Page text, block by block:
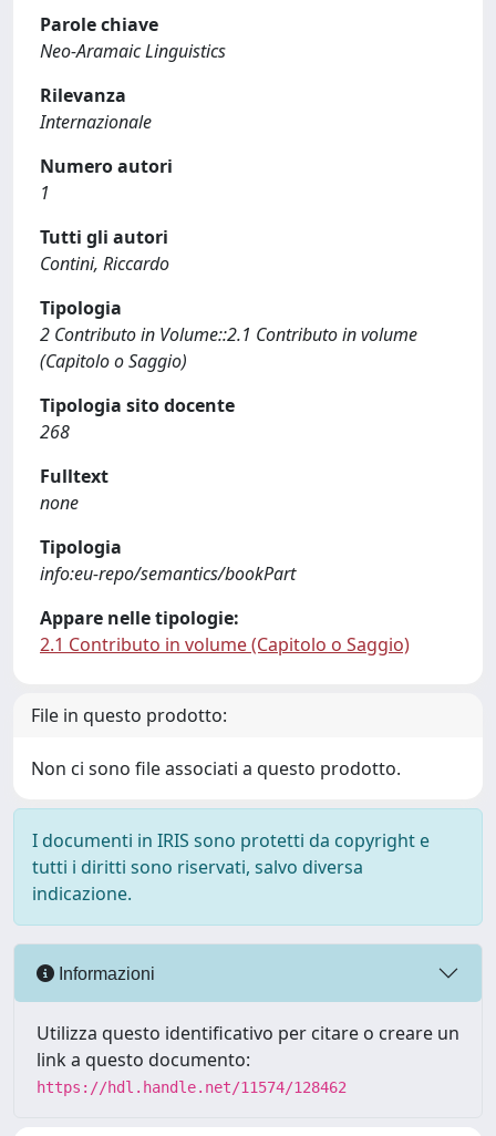
Parole chiave
Neo-Aramaic Linguistics
Rilevanza
Internazionale
Numero autori
1
Tutti gli autori
Contini, Riccardo
Tipologia
2 Contributo in Volume::2.1 Contributo in volume
(Capitolo o Saggio)
Tipologia sito docente
268
Fulltext
none
Tipologia
info:eu-repo/semantics/bookPart
Appare nelle tipologie:
2.1 Contributo in volume (Capitolo o Saggio)
File in questo prodotto:
Non ci sono file associati a questo prodotto.
I documenti in IRIS sono protetti da copyright e
tutti i diritti sono riservati, salvo diversa
indicazione.
Informazioni
Utilizza questo identificativo per citare o creare un
link a questo documento:
https://hdl.handle.net/11574/128462